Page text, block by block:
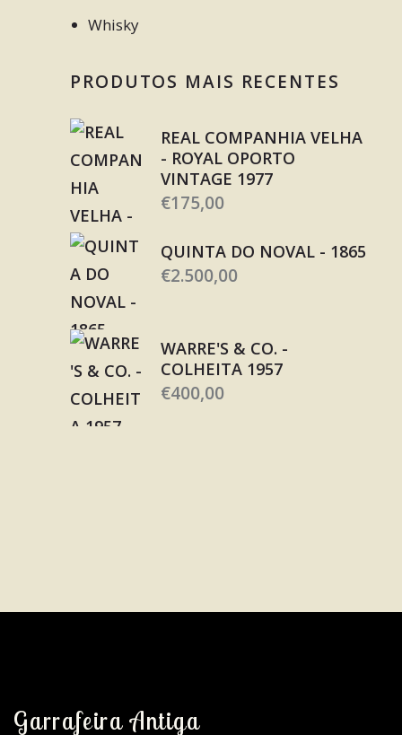
Whisky
PRODUTOS MAIS RECENTES
REAL COMPANHIA VELHA
- ROYAL OPORTO
VINTAGE 1977
€175,00
QUINTA DO NOVAL - 1865
€2.500,00
WARRE'S & CO. -
COLHEITA 1957
€400,00
Garrafeira Antiga